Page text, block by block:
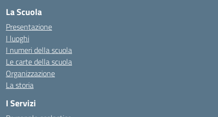
La Scuola
Presentazione
I luoghi
I numeri della scuola
Le carte della scuola
Organizzazione
La storia
I Servizi